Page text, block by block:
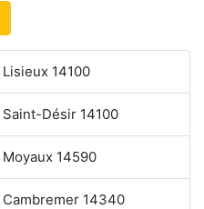
14100
Désir 14100
14590
14340